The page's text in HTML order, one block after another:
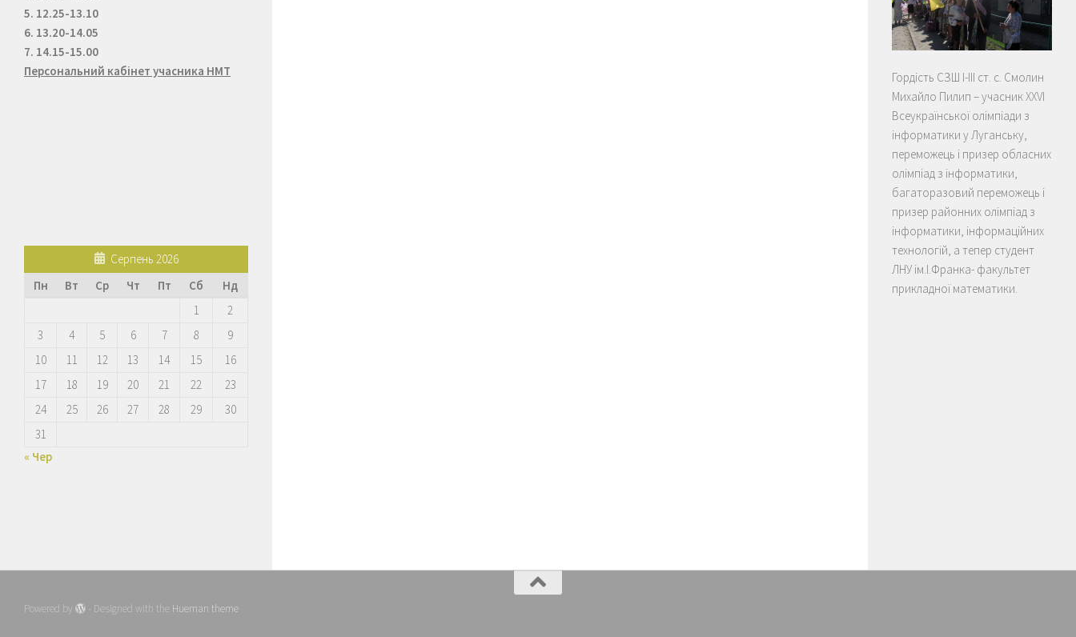
5. 12.25-13.10
6. 13.20-14.05
7. 14.15-15.00
Персональний кабінет учасника НМТ
Серпень 2026
Пн
Вт Ср Чт Пт Сб
Нд
1
2
3
4 5 6 7 8
9
10
11 12 13 14 15
16
17
18 19 20 21 22
23
24
25 26 27 28 29
30
31
« Чер
Гордість СЗШ І-ІІІ ст. с. Смолин
Михайло Пилип – учасник XXVI
Всеукраїнської олімпіади з
інформатики у Луганську,
переможець і призер обласних
олімпіад з інформатики,
багаторазовий переможець і
призер районних олімпіад з
інформатики, інформаційних
технологій, а тепер студент
ЛНУ ім.І.Франка- факультет
прикладної математики.
Powered by - Designed with the Hueman theme